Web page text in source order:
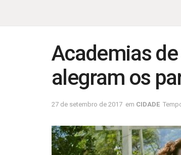
Academias
alegram os
27 de setembro de 2017 em CIDADE